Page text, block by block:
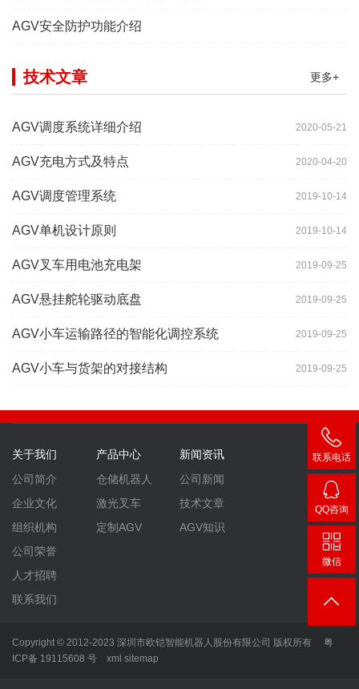
AGV安全防护功能介绍
更多+
技术文章
2020-05-21
AGV调度系统详细介绍
2020-04-20
AGV充电方式及特点
2019-10-14
AGV调度管理系统
2019-10-14
AGV单机设计原则
2019-09-25
AGV叉车用电池充电架
2019-09-25
AGV悬挂舵轮驱动底盘
2019-09-25
AGV小车运输路径的智能化调控系统
2019-09-25
AGV小车与货架的对接结构
关于我们
公司简介
企业文化
组织机构
公司荣誉
人才招聘
联系我们
产品中心
仓储机器人
激光叉车
定制AGV
新闻资讯
公司新闻
技术文章
AGV知识
Copyright © 2012-2023 深圳市欧铠智能机器人股份有限公司 版权所有
粤
ICP备 19115608 号
xml sitemap
联系电话
400-
007-
3860
QQ咨询
微信